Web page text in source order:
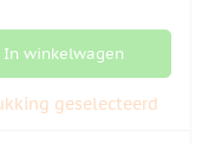
In winkelwagen
geselecteerd